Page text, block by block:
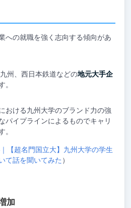
への就職を強く志向する傾向があ
州、西日本鉄道などの地元大手企
。
おける九州大学のブランド力の強
パイプラインによるものでキャリ
。
【超名門国立大】九州大学の学生
て話を聞いてみた ）
加